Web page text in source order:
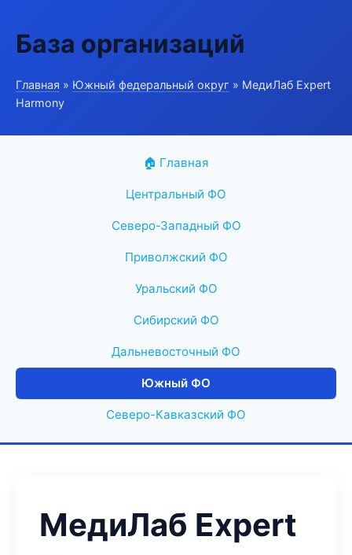
База организаций
Главная » Южный федеральный округ » МедиЛаб Expert
Harmony
🏠 Главная
Центральный ФО
Северо-Западный ФО
Приволжский ФО
Уральский ФО
Сибирский ФО
Дальневосточный ФО
Южный ФО
Северо-Кавказский ФО
МедиЛаб Expert